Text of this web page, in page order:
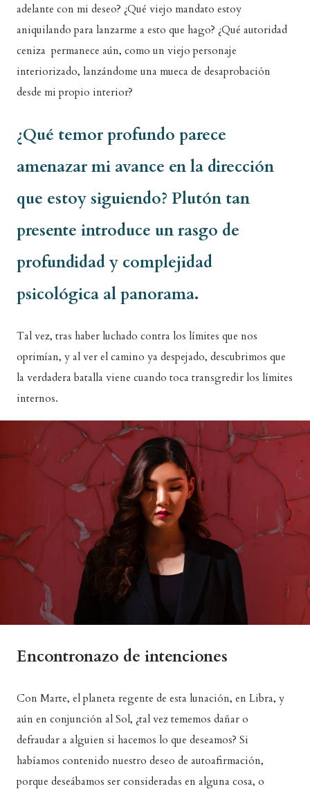
adelante con mi deseo? ¿Qué viejo mandato estoy
aniquilando para lanzarme a esto que hago? ¿Qué autoridad
ceniza permanece aún, como un viejo personaje
interiorizado, lanzándome una mueca de desaprobación
desde mi propio interior?
¿Qué temor profundo parece
amenazar mi avance en la dirección
que estoy siguiendo? Plutón tan
presente introduce un rasgo de
profundidad y complejidad
psicológica al panorama.
Tal vez, tras haber luchado contra los límites que nos
oprimían, y al ver el camino ya despejado, descubrimos que
la verdadera batalla viene cuando toca transgredir los límites
internos.
Encontronazo de intenciones
Con Marte, el planeta regente de esta lunación, en Libra, y
aún en conjunción al Sol, ¿tal vez tememos dañar o
defraudar a alguien si hacemos lo que deseamos? Si
habíamos contenido nuestro deseo de autoafirmación,
porque deseábamos ser consideradas en alguna cosa, o